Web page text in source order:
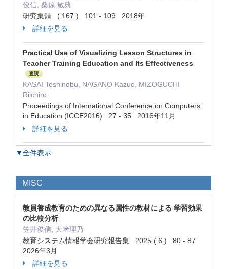
俊信, 桑原 敏典
研究集録 ( 167 ) 101 - 109 2018年
詳細を見る
Practical Use of Visualizing Lesson Structures in
Teacher Training Education and Its Effectiveness
査読
KASAI Toshinobu, NAGANO Kazuo, MIZOGUCHI
Riichiro
Proceedings of International Conference on Computers
in Education (ICCE2016) 27 - 35 2016年11月
詳細を見る
▼全件表示
MISC
教員養成教育のための異なる属性の教材による 学習効果
の比較分析
笠井俊信, 大﨑理乃
教育システム情報学会研究報告集 2025 ( 6 ) 80 - 87
2026年3月
詳細を見る